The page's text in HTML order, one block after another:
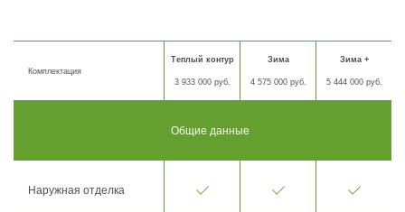
Комплектация
Теплый контур
3 933 000 руб.
Зима
4 575 000 руб.
Зима +
5 444 000 руб.
Общие данные
Наружная отделка